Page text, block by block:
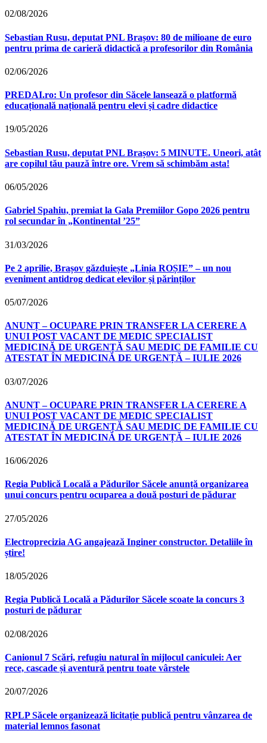
02/08/2026
Sebastian Rusu, deputat PNL Brașov: 80 de milioane de euro
pentru prima de carieră didactică a profesorilor din România
02/06/2026
PREDAI.ro: Un profesor din Săcele lansează o platformă
educațională națională pentru elevi și cadre didactice
19/05/2026
Sebastian Rusu, deputat PNL Brașov: 5 MINUTE. Uneori, atât
are copilul tău pauză între ore. Vrem să schimbăm asta!
06/05/2026
Gabriel Spahiu, premiat la Gala Premiilor Gopo 2026 pentru
rol secundar în „Kontinental ’25”
31/03/2026
Pe 2 aprilie, Brașov găzduiește „Linia ROȘIE” – un nou
eveniment antidrog dedicat elevilor și părinților
05/07/2026
ANUNȚ – OCUPARE PRIN TRANSFER LA CERERE A
UNUI POST VACANT DE MEDIC SPECIALIST
MEDICINĂ DE URGENȚĂ SAU MEDIC DE FAMILIE CU
ATESTAT ÎN MEDICINĂ DE URGENȚĂ – IULIE 2026
03/07/2026
ANUNȚ – OCUPARE PRIN TRANSFER LA CERERE A
UNUI POST VACANT DE MEDIC SPECIALIST
MEDICINĂ DE URGENȚĂ SAU MEDIC DE FAMILIE CU
ATESTAT ÎN MEDICINĂ DE URGENȚĂ – IULIE 2026
16/06/2026
Regia Publică Locală a Pădurilor Săcele anunță organizarea
unui concurs pentru ocuparea a două posturi de pădurar
27/05/2026
Electroprecizia AG angajează Inginer constructor. Detaliile în
știre!
18/05/2026
Regia Publică Locală a Pădurilor Săcele scoate la concurs 3
posturi de pădurar
02/08/2026
Canionul 7 Scări, refugiu natural în mijlocul caniculei: Aer
rece, cascade și aventură pentru toate vârstele
20/07/2026
RPLP Săcele organizează licitație publică pentru vânzarea de
material lemnos fasonat